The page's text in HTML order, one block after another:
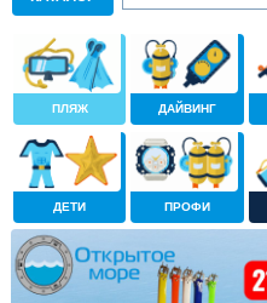
ПЛЯЖ ДАЙВИНГ
ДЕТИ ПРОФИ